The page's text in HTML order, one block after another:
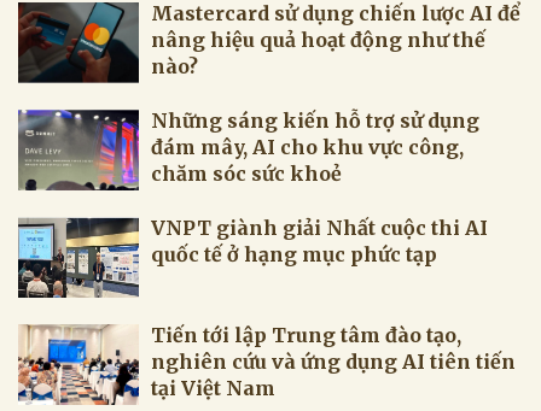
Mastercard sử dụng chiến lược AI để
nâng hiệu quả hoạt động như thế
nào?
Những sáng kiến hỗ trợ sử dụng
đám mây, AI cho khu vực công,
chăm sóc sức khoẻ
VNPT giành giải Nhất cuộc thi AI
quốc tế ở hạng mục phức tạp
Tiến tới lập Trung tâm đào tạo,
nghiên cứu và ứng dụng AI tiên tiến
tại Việt Nam